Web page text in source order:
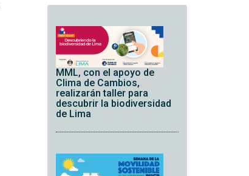
MML, con el apoyo de
Clima de Cambios,
realizarán taller para
descubrir la biodiversidad
de Lima